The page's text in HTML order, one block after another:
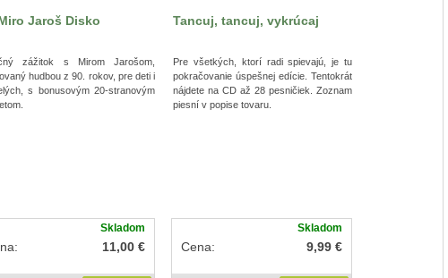
Jaroš Disko
zážitok s Mirom Jarošom,
hudbou z 90. rokov, pre deti i
s bonusovým 20-stranovým
Skladom
11,00 €
Tancuj, tancuj, vykrúcaj
Pre všetkých, ktorí radi spievajú, je tu
pokračovanie úspešnej edície. Tentokrát
nájdete na CD až 28 pesničiek. Zoznam
piesní v popise tovaru.
Skladom
9,99 €
Cena: